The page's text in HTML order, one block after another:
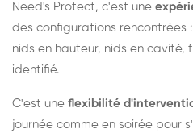
Need's Protect, c'est une
des configurations rencontrées
nids en hauteur, nids en cavité,
identifié.
C'est une flexibilité
journée comme en soirée pour